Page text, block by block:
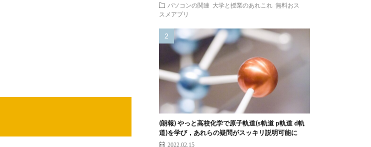
パソコンの関連
大学と授業のあれこれ
無料おス
スメアプリ
(朗報) やっと高校化学で原子軌道(s軌道 p軌道 d軌
道)を学び，あれらの疑問がスッキリ説明可能に
2022.02.15